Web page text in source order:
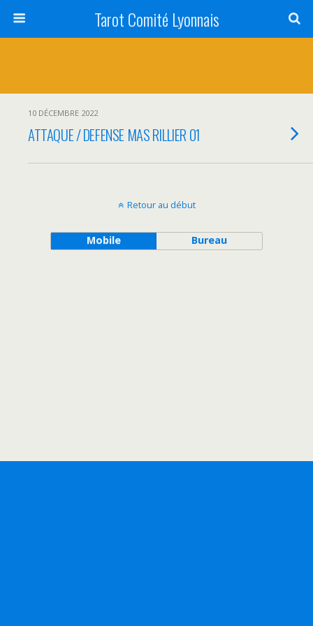
Tarot Comité Lyonnais
10 DÉCEMBRE 2022
ATTAQUE / DEFENSE MAS RILLIER 01
Retour au début
Mobile Bureau